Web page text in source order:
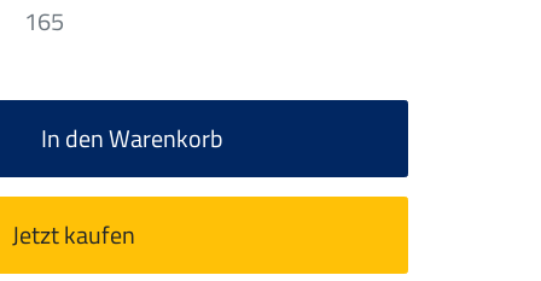
165
In den Warenkorb
Jetzt kaufen